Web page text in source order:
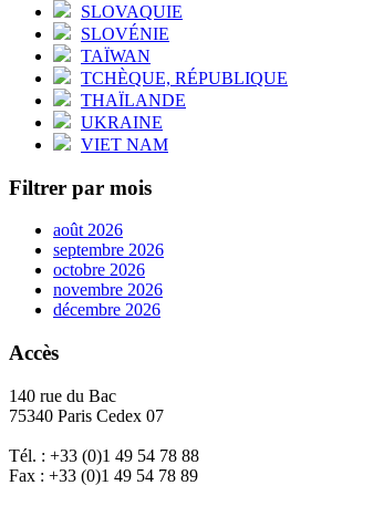
SLOVAQUIE
SLOVÉNIE
TAÏWAN
TCHÈQUE, RÉPUBLIQUE
THAÏLANDE
UKRAINE
VIET NAM
Filtrer par mois
août 2026
septembre 2026
octobre 2026
novembre 2026
décembre 2026
Accès
140 rue du Bac
75340 Paris Cedex 07
Tél. : +33 (0)1 49 54 78 88
Fax : +33 (0)1 49 54 78 89